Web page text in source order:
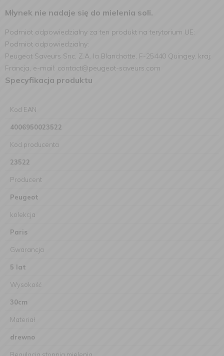
Młynek nie nadaje się do mielenia soli.
Podmiot odpowiedzialny za ten produkt na terytorium UE:
Podmiot odpowiedzialny:
Peugeot Saveurs Snc, Z.A. la Blanchotte, F-25440 Quingey, kraj:
Francja, e-mail: contact@peugeot-saveurs.com
Specyfikacja produktu
Kod EAN
4006950023522
Kod producenta
23522
Producent
Peugeot
kolekcja
Paris
Gwarancja
5 lat
Wysokość
30cm
Materiał
drewno